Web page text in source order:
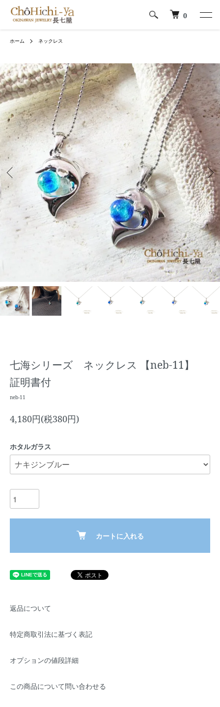
0
ホーム ネックレス
七海シリーズ ネックレス 【neb-11】
証明書付
neb-11
4,180円(税380円)
ホタルガラス
カートに入れる
返品について
特定商取引法に基づく表記
オプションの値段詳細
この商品について問い合わせる